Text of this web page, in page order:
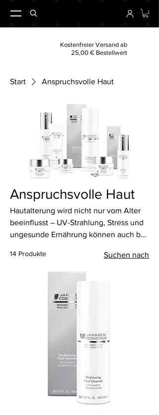
Kostenfreier Versand ab
25,00 € Bestellwert
Start Anspruchsvolle Haut
Anspruchsvolle Haut
Hautalterung wird nicht nur vom Alter
beeinflusst – UV-Strahlung, Stress und
ungesunde Ernährung können auch bei
mindern. Diese spezielle Produktlinie
bietet Schutz und Pflege für
anspruchsvolle Haut, mit einer
Mischung aus Fetten und Feuchtigkeit
zur Unterstützung der Hautfunktionen
wie trockener Luft bleibt die Haut
geschmeidig. Tief eindringende
Wirkstoffe stärken den Schutzmantel
und verleihen der Haut einen
lebendigen, jugendlichen Teint.
14 Produkte Suchen nach